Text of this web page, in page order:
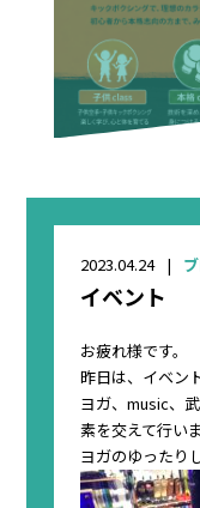
2023.04.24
イベント
お疲れ様です。
昨日は、イベン
ヨガ、music、
素を交えて行い
ヨガのゆったり